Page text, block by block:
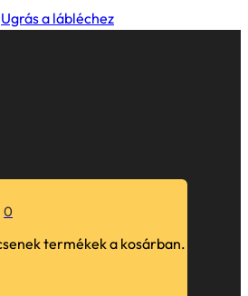
Ugrás a lábléchez
0
termékek a kosárban.